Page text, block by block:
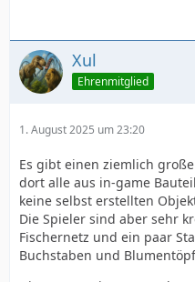
Xul
Ehrenmitglied
1. August 2025 um 23:20
Es gibt einen ziemlich
dort alle aus in-game
keine selbst erstellten
Die Spieler sind aber sehr
Fischernetz und ein paar
Buchstaben und